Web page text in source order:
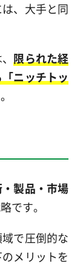
、大手と同
限られた経
ニッチトッ
製品・市場
です。
で圧倒的な
メリットを